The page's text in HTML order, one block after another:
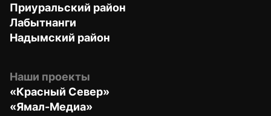
Приуральский район
Лабытнанги
Надымский район
Наши проекты
«Красный Север»
«Ямал-Медиа»